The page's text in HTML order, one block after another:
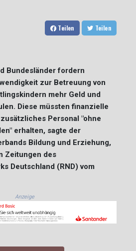
Teilen Teilen
Bundesländer fordern
zur Betreuung von
mehr Geld und
Diese müssten finanzielle
Personal "ohne
erhalten, sagte der
Bildung und Erziehung,
Zeitungen des
Deutschland (RND) vom
Anzeige